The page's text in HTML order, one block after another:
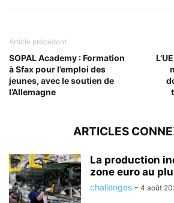
Article précédent
SOPAL Academy : Formation
à Sfax pour l’emploi des
jeunes, avec le soutien de
l’Allemagne
ARTICLES
La production
zone euro au
challenges - 4 août